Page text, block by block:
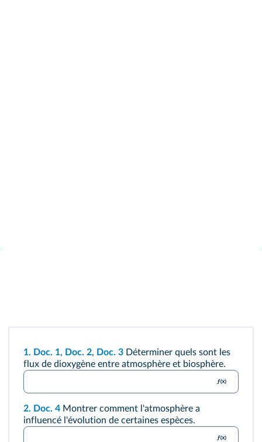
1. Doc. 1, Doc. 2, Doc. 3
flux de dioxygène entre atmosphère et biosphère.
2. Doc. 4
influencé l'évolution de certaines espèces.